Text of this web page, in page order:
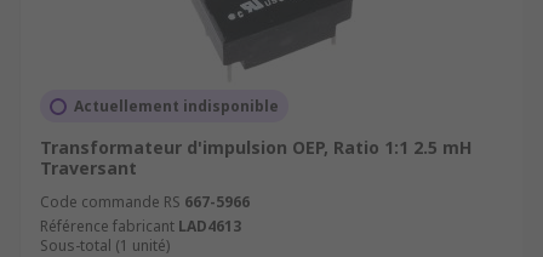
Actuellement indisponible
Transformateur d'impulsion OEP, Ratio 1:1 2.5 mH
Traversant
Code commande RS 667-5966
Référence fabricant LAD4613
Sous-total (1 unité)